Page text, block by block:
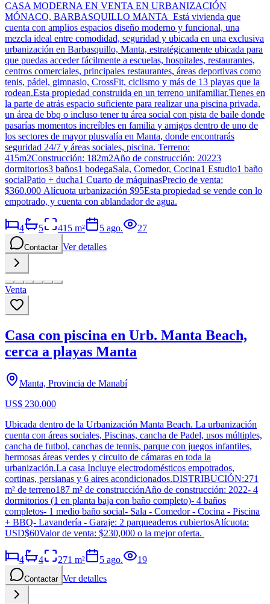
CASA MODERNA EN VENTA EN URBANIZACIÓN
MÓNACO, BARBASQUILLO MANTA Está vivienda que
cuenta con amplios espacios diseño moderno y funcional, una
mezcla ideal entre comodidad, seguridad y ubicada en una exclusiva
urbanización en Barbasquillo, Manta, estratégicamente ubicada para
que puedas acceder fácilmente a escuelas, hospitales, restaurantes,
centros comerciales, principales restaurantes, áreas deportivas como
tenis, pádel, gimnasio, CrossFit, ciclismo y más de 13 playas que la
rodean.Esta propiedad construida en un terreno unifamiliar.Tienes en
la parte de atrás espacio suficiente para realizar una piscina privada,
un área de bbq o incluso tener tu área social con pista de baile donde
pasarías momentos increíbles en familia y amigos dentro de uno de
los sectores de mayor plusvalía en Manta, donde encontrarás
seguridad 24/7 y áreas sociales, piscina. Terreno:
415m2Construcción: 182m2Año de construcción: 20223
dormitorios3 baños1 bodegaSala, Comedor, Cocina1 Estudio1 baño
socialPatio + ducha1 Cuarto de máquinasPrecio de venta:
$360.000 Alícuota urbanización $95Esta propiedad se vende con lo
empotrado, y cuenta con ablandador de agua.
4 5 415 m² 5 ago. 27
Contactar Ver detalles
Venta
Casa con piscina en Urb. Manta Beach,
cerca a playas Manta
Manta, Provincia de Manabí
US$ 230.000
Ubicada dentro de la Urbanización Manta Beach. La urbanización
cuenta con áreas sociales, Piscinas, cancha de Padel, usos múltiples,
cancha de futbol, canchas de tennis, parque con juegos infantiles,
hermosas áreas verdes y circuito de cámaras en toda la
urbanización.La casa Incluye electrodomésticos empotrados,
cortinas, persianas y 6 aires acondicionados.DISTRIBUCIÓN:271
m² de terreno187 m² de construcciónAño de construcción: 2022- 4
dormitorios (1 en planta baja con baño completo)- 4 baños
completos- 1 medio baño social- Sala - Comedor - Cocina - Piscina
+ BBQ- Lavandería - Garaje: 2 parqueaderos cubiertosAlícuota:
USD$60Valor de venta: $230,000 o la mejor oferta.
4 4 271 m² 5 ago. 19
Contactar Ver detalles